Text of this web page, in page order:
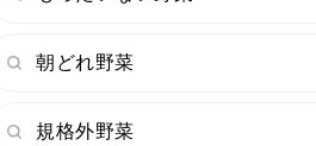
朝どれ野菜
規格外野菜